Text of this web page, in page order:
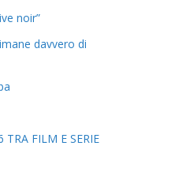
noir”
davvero di
TRA FILM E SERIE